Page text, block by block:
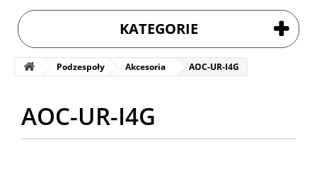
KATEGORIE
Podzespoły Akcesoria AOC-UR-I4G
AOC-UR-I4G